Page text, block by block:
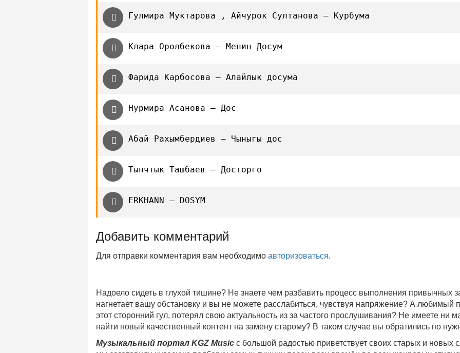
Гулмира Муктарова , Айчурок Султанова — Курбума
Клара Оролбекова — Менин Досум
Фарида Карбосова — Алайлык досума
Нурмира Асанова — Дос
Абай Рахымбердиев — Чыныгы дос
Тынчтык Ташбаев — Досторго
ERKHANN — DOSYM
Добавить комментарий
Для отправки комментария вам необходимо авторизоваться.
Надоело сидеть в глухой тишине? Не знаете чем разбавить процесс выполнения
нагнетает вашу обстановку и вы не можете расслабиться, чувствуя напряжение? А любимый
этот сторонний гул, потерял свою актуальность из за частого прослушивания? Не имеете ни
найти новый качественный контент на замену старому? В таком случае вы обратились по
Музыкальный портал KGZ Music с большой радостью приветствует своих старых и новых